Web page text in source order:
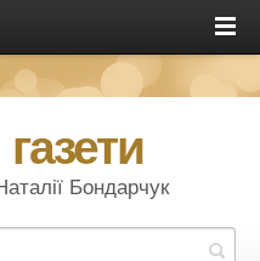
Бондарчук